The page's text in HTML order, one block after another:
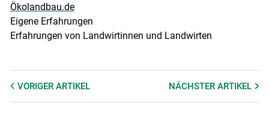
Ökolandbau.de
Eigene Erfahrungen
Erfahrungen von Landwirtinnen und Landwirten
VORIGER ARTIKEL NÄCHSTERARTIKEL